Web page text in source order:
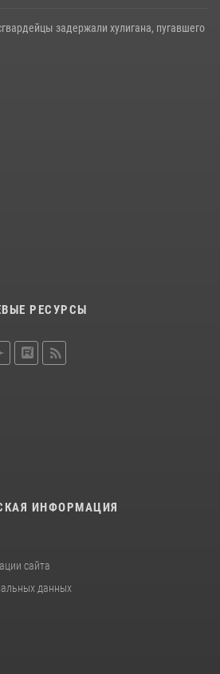
задержали хулигана, пугавшего
РЕСУРСЫ
ИНФОРМАЦИЯ
сайта
данных